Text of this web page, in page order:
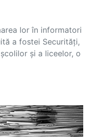
lor în informatori
a fostei Securități,
și a liceelor, o